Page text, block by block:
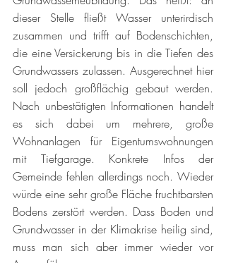
dieser Stelle fließt Wasser unterirdisch
zusammen und trifft auf Bodenschichten,
die eine Versickerung bis in die Tiefen des
Grundwassers zulassen. Ausgerechnet hier
soll jedoch großflächig gebaut werden.
Nach unbestätigten Informationen handelt
es sich dabei um mehrere, große
Wohnanlagen für Eigentumswohnungen
mit Tiefgarage. Konkrete Infos der
Gemeinde fehlen allerdings noch. Wieder
würde eine sehr große Fläche fruchtbarsten
Bodens zerstört werden. Dass Boden und
Grundwasser in der Klimakrise heilig sind,
muss man sich aber immer wieder vor